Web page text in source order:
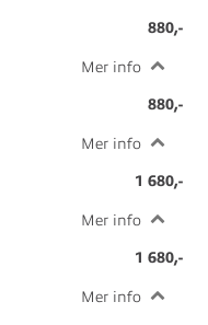
880,-
Mer info
880,-
Mer info
1 680,-
Mer info
1 680,-
Mer info